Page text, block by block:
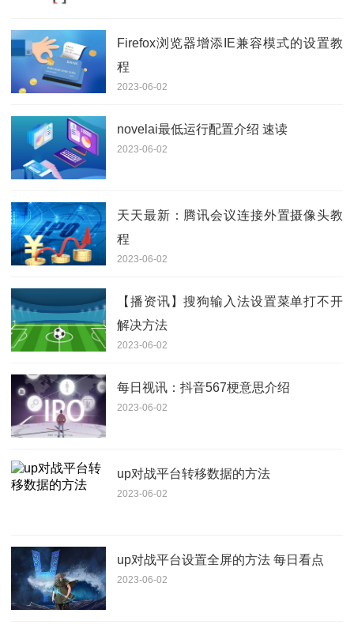
Firefox浏览器增添IE兼容模式的设置教
程
2023-06-02
novelai最低运行配置介绍 速读
2023-06-02
天天最新：腾讯会议连接外置摄像头教
程
2023-06-02
【播资讯】搜狗输入法设置菜单打不开
解决方法
2023-06-02
每日视讯：抖音567梗意思介绍
2023-06-02
up对战平台转移数据的方法
2023-06-02
up对战平台设置全屏的方法 每日看点
2023-06-02